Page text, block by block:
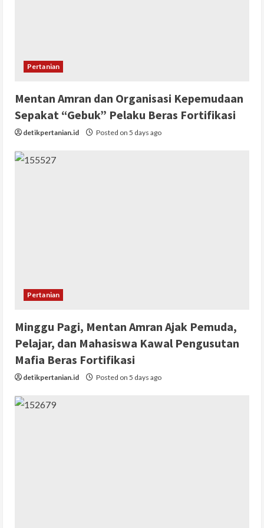
Pertanian
Mentan Amran dan Organisasi Kepemudaan
Sepakat “Gebuk” Pelaku Beras Fortifikasi
detikpertanian.id Posted on 5 days ago
Pertanian
Minggu Pagi, Mentan Amran Ajak Pemuda,
Pelajar, dan Mahasiswa Kawal Pengusutan
Mafia Beras Fortifikasi
detikpertanian.id Posted on 5 days ago